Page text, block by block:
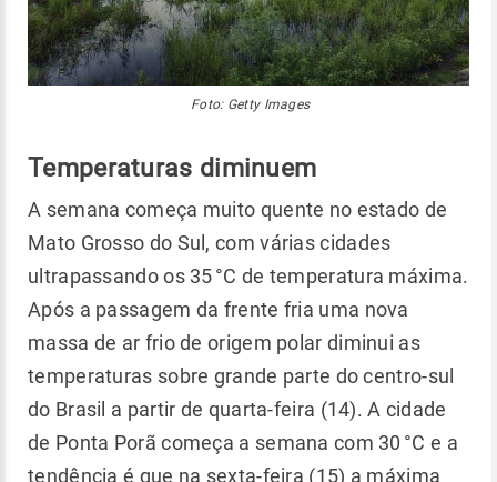
Foto: Getty Images
Temperaturas diminuem
A semana começa muito quente no estado de
Mato Grosso do Sul, com várias cidades
ultrapassando os 35 °C de temperatura máxima.
Após a passagem da frente fria uma nova
massa de ar frio de origem polar diminui as
temperaturas sobre grande parte do centro-sul
do Brasil a partir de quarta-feira (14). A cidade
de Ponta Porã começa a semana com 30 °C e a
tendência é que na sexta-feira (15) a máxima